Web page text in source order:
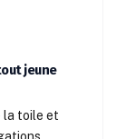
jeune
la toile et